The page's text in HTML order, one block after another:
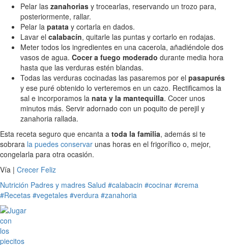
Pelar las zanahorias y trocearlas, reservando un trozo para,
posteriormente, rallar.
Pelar la patata y cortarla en dados.
Lavar el calabacín, quitarle las puntas y cortarlo en rodajas.
Meter todos los ingredientes en una cacerola, añadiéndole dos
vasos de agua. Cocer a fuego moderado durante media hora
hasta que las verduras estén blandas.
Todas las verduras cocinadas las pasaremos por el pasapurés
y ese puré obtenido lo verteremos en un cazo. Rectificamos la
sal e incorporamos la nata y la mantequilla. Cocer unos
minutos más. Servir adornado con un poquito de perejil y
zanahoria rallada.
Esta receta seguro que encanta a toda la familia, además si te
sobrara la puedes conservar unas horas en el frigorífico o, mejor,
congelarla para otra ocasión.
Vía | Crecer Feliz
Nutrición Padres y madres Salud #calabacin #cocinar #crema
#Recetas #vegetales #verdura #zanahoria